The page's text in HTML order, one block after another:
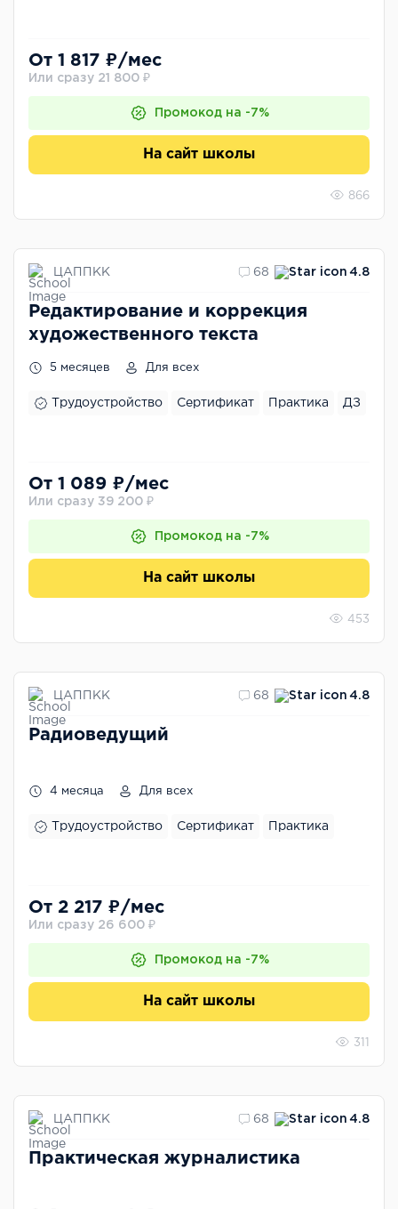
От 1 817 ₽/мес
Или сразу 21 800 ₽
Промокод на -7%
На сайт школы
866
ЦАППКК 68 4.8
Редактирование и коррекция
художественного текста
5 месяцев Для всех
Трудоустройство Сертификат Практика ДЗ
От 1 089 ₽/мес
Или сразу 39 200 ₽
Промокод на -7%
На сайт школы
453
ЦАППКК 68 4.8
Радиоведущий
4 месяца Для всех
Трудоустройство Сертификат Практика
От 2 217 ₽/мес
Или сразу 26 600 ₽
Промокод на -7%
На сайт школы
311
ЦАППКК 68 4.8
Практическая журналистика